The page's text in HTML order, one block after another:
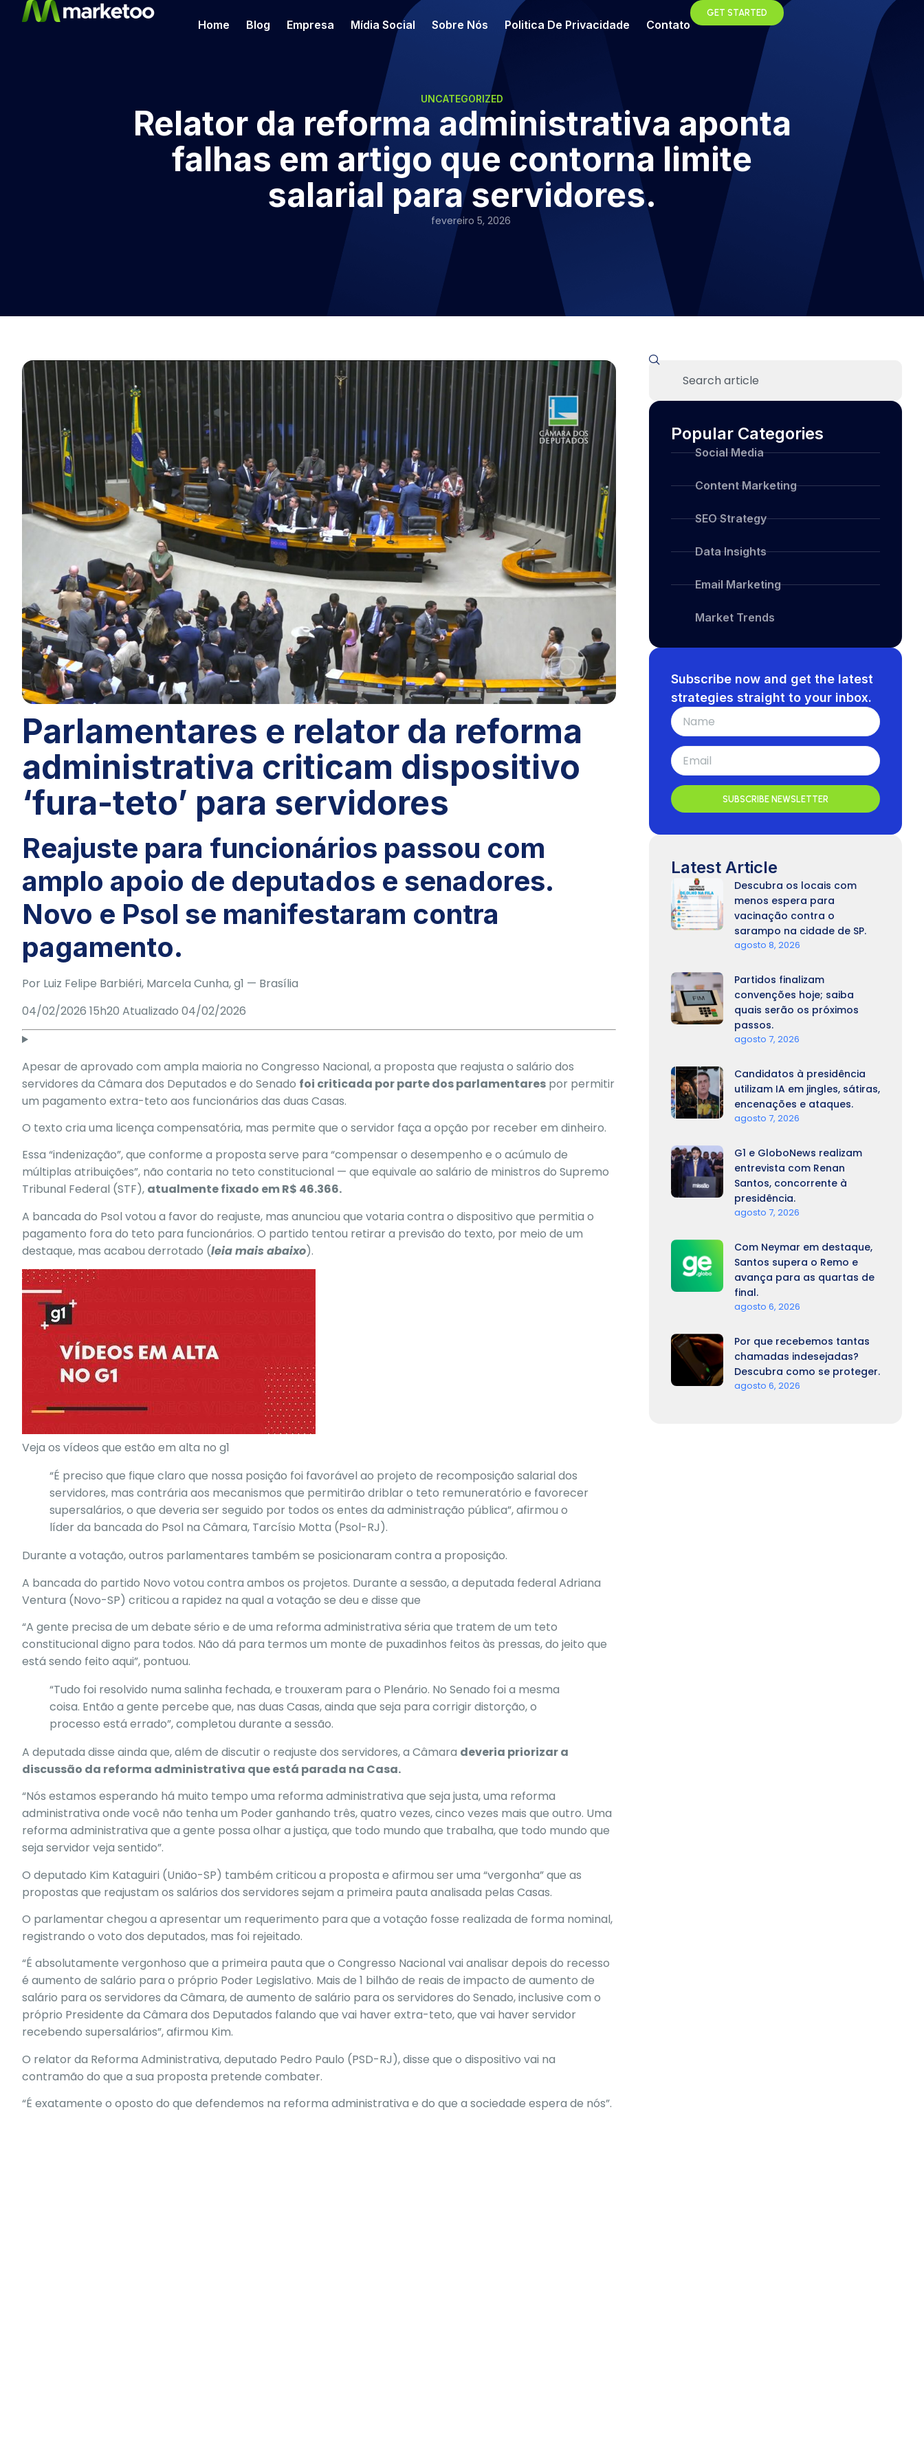
Home Blog Empresa Mídia Social Sobre Nós Politica De Privacidade Contato
GET STARTED
UNCATEGORIZED
Relator da reforma administrativa aponta
falhas em artigo que contorna limite
salarial para servidores.
fevereiro 5, 2026
Parlamentares e relator da reforma
administrativa criticam dispositivo
‘fura-teto’ para servidores
Reajuste para funcionários passou com
amplo apoio de deputados e senadores.
Novo e Psol se manifestaram contra
pagamento.
Por Luiz Felipe Barbiéri, Marcela Cunha, g1 — Brasília
04/02/2026 15h20 Atualizado 04/02/2026
Apesar de aprovado com ampla maioria no Congresso Nacional,a proposta que reajusta o salário dos
servidores da Câmara dos Deputados e do Senado foi criticada por parte dos parlamentares por permitir
um pagamento extra-teto aos funcionários das duas Casas.
O texto cria uma licença compensatória, mas permite que o servidor faça a opção por receber em dinheiro.
Essa “indenização”, que conforme a proposta serve para “compensar o desempenho e o acúmulo de
múltiplas atribuições”, não contaria no teto constitucional — que equivale ao salário de ministros do Supremo
Tribunal Federal (STF), atualmente fixado em R$ 46.366.
A bancada do Psol votou a favor do reajuste, mas anunciou que votaria contra o dispositivo que permitia o
pagamento fora do teto para funcionários. O partido tentou retirar a previsão do texto, por meio de um
destaque, mas acabou derrotado (leia mais abaixo).
Veja os vídeos que estão em alta no g1
“É preciso que fique claro que nossa posição foi favorável ao projeto de recomposição salarial dos
servidores, mas contrária aos mecanismos que permitirão driblar o teto remuneratório e favorecer
supersalários, o que deveria ser seguido por todos os entes da administração pública”, afirmou o
líder da bancada do Psol na Câmara, Tarcísio Motta (Psol-RJ).
Durante a votação, outros parlamentares também se posicionaram contra a proposição.
A bancada do partido Novo votou contra ambos os projetos. Durante a sessão, a deputada federal Adriana
Ventura (Novo-SP) criticou a rapidez na qual a votação se deu e disse que
“A gente precisa de um debate sério e de uma reforma administrativa séria que tratem de um teto
constitucional digno para todos. Não dá para termos um monte de puxadinhos feitos às pressas, do jeito que
está sendo feito aqui”, pontuou.
“Tudo foi resolvido numa salinha fechada, e trouxeram para o Plenário. No Senado foi a mesma
coisa. Então a gente percebe que, nas duas Casas, ainda que seja para corrigir distorção, o
processo está errado”, completou durante a sessão.
A deputada disse ainda que, além de discutir o reajuste dos servidores, a Câmara deveria priorizar a
discussão da reforma administrativa que está parada na Casa.
“Nós estamos esperando há muito tempo uma reforma administrativa que seja justa, uma reforma
administrativa onde você não tenha um Poder ganhando três, quatro vezes, cinco vezes mais que outro. Uma
reforma administrativa que a gente possa olhar a justiça, que todo mundo que trabalha, que todo mundo que
seja servidor veja sentido”.
O deputado Kim Kataguiri (União-SP) também criticou a proposta e afirmou ser uma “vergonha” que as
propostas que reajustam os salários dos servidores sejam a primeira pauta analisada pelas Casas.
O parlamentar chegou a apresentar um requerimento para que a votação fosse realizada de forma nominal,
registrando o voto dos deputados, mas foi rejeitado.
“É absolutamente vergonhoso que a primeira pauta que o Congresso Nacional vai analisar depois do recesso
é aumento de salário para o próprio Poder Legislativo. Mais de 1 bilhão de reais de impacto de aumento de
salário para os servidores da Câmara, de aumento de salário para os servidores do Senado, inclusive com o
próprio Presidente da Câmara dos Deputados falando que vai haver extra-teto, que vai haver servidor
recebendo supersalários”, afirmou Kim.
O relator da Reforma Administrativa, deputado Pedro Paulo (PSD-RJ), disse que o dispositivo vai na
contramão do que a sua proposta pretende combater.
“É exatamente o oposto do que defendemos na reforma administrativa e do que a sociedade espera de nós”.
Popular Categories
Social Media
Content Marketing
SEO Strategy
Data Insights
Email Marketing
Market Trends
Subscribe now and get the latest
strategies straight to your inbox.
SUBSCRIBE NEWSLETTER
Latest Article
Descubra os locais com
menos espera para
vacinação contra o
sarampo na cidade de SP.
agosto 8, 2026
Partidos finalizam
convenções hoje; saiba
quais serão os próximos
passos.
agosto 7, 2026
Candidatos à presidência
utilizam IA em jingles, sátiras,
encenações e ataques.
agosto 7, 2026
G1 e GloboNews realizam
entrevista com Renan
Santos, concorrente à
presidência.
agosto 7, 2026
Com Neymar em destaque,
Santos supera o Remo e
avança para as quartas de
final.
agosto 6, 2026
Por que recebemos tantas
chamadas indesejadas?
Descubra como se proteger.
agosto 6, 2026